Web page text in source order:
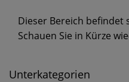
Dieser Bereich befindet
Schauen Sie in Kürze
Unterkategorien